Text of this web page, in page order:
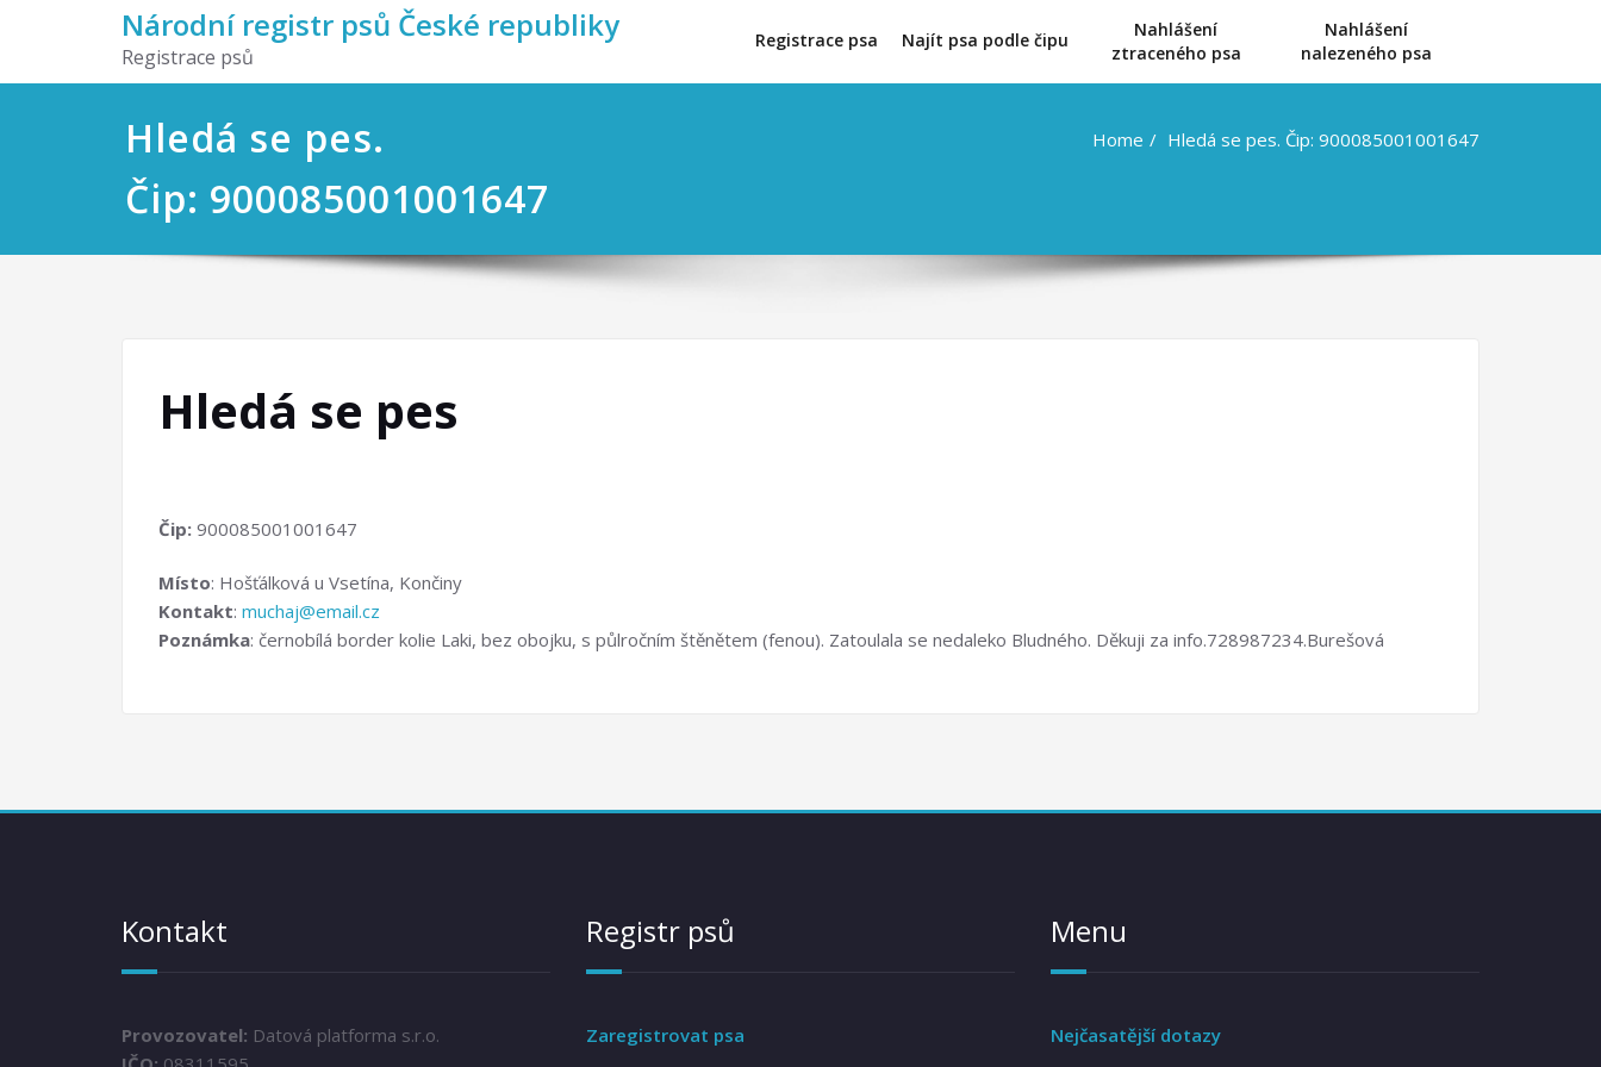
Národní registr psů České republiky
Registrace psů
Registrace psa Najít psa podle čipu
Nahlášení
ztraceného psa
Nahlášení
nalezeného psa
Hledá se pes.
Čip: 900085001001647
Home Hledá se pes. Čip: 900085001001647
Hledá se pes
Čip: 900085001001647
Místo: Hošťálková u Vsetína, Končiny
Kontakt: muchaj@email.cz
Poznámka: černobílá border kolie Laki, bez obojku, s půlročním štěnětem (fenou). Zatoulala se nedaleko Bludného. Děkuji za info.728987234.Burešová
Kontakt
Provozovatel: Datová platforma s.r.o.
Registr psů
Zaregistrovat psa
Menu
Nejčasatější dotazy